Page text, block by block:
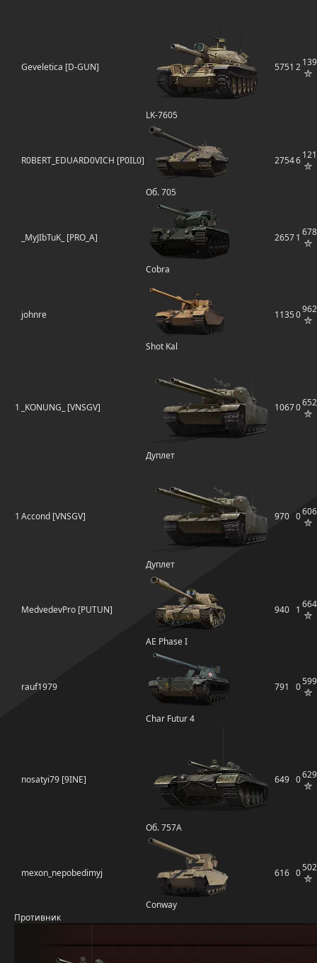
Geveletica [D-GUN]
LK-7605
5751 2
R0BERT_EDUARD0VICH [P0IL0]
Об. 705
27546
_MyJIbTuK_ [PRO_A]
Cobra
26571 678
johnre
Shot Kal
11350962
1 _KONUNG_ [VNSGV]
Дуплет
10670652
1 Accond [VNSGV]
Дуплет
970 0606
MedvedevPro [PUTUN]
AE Phase I
940 1 664
rauf1979
Char Futur 4
791 0599
nosatyi79 [9INE]
Об. 757А
649 0629
mexon_nepobedimyj
Conway
616 0502
Противник